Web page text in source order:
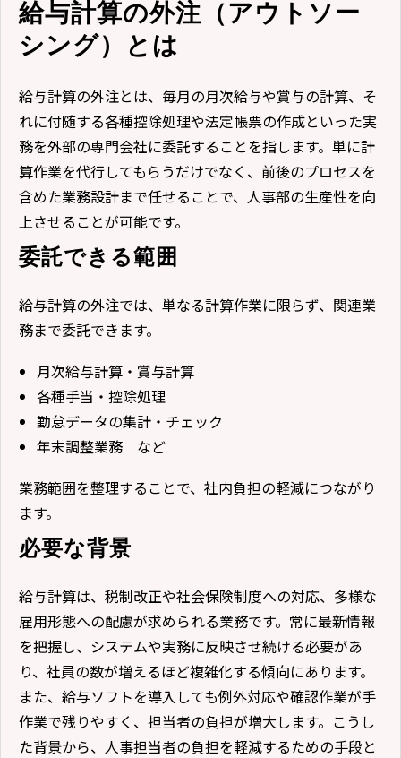
給与計算の外注（アウトソー
シング）とは
給与計算の外注とは、毎月の月次給与や賞与の計算、そ
れに付随する各種控除処理や法定帳票の作成といった実
務を外部の専門会社に委託することを指します。単に計
算作業を代行してもらうだけでなく、前後のプロセスを
含めた業務設計まで任せることで、人事部の生産性を向
上させることが可能です。
委託できる範囲
給与計算の外注では、単なる計算作業に限らず、関連業
務まで委託できます。
月次給与計算・賞与計算
各種手当・控除処理
勤怠データの集計・チェック
年末調整業務 など
業務範囲を整理することで、社内負担の軽減につながり
ます。
必要な背景
給与計算は、税制改正や社会保険制度への対応、多様な
雇用形態への配慮が求められる業務です。常に最新情報
を把握し、システムや実務に反映させ続ける必要があ
り、社員の数が増えるほど複雑化する傾向にあります。
また、給与ソフトを導入しても例外対応や確認作業が手
作業で残りやすく、担当者の負担が増大します。こうし
た背景から、人事担当者の負担を軽減するための手段と